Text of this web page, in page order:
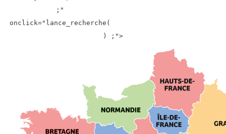
;"
onclick="lance_recherche(
) ;">